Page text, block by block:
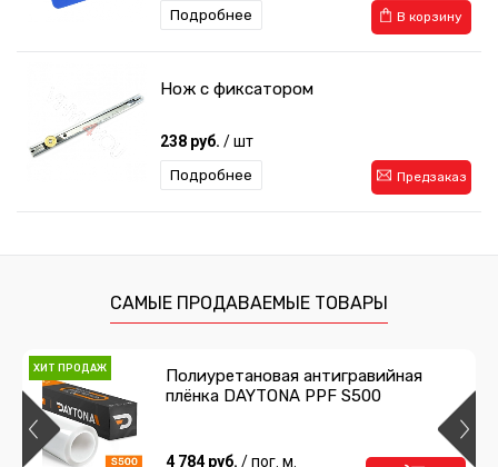
В корзину
Подробнее
Нож с фиксатором
238 руб. / шт
Предзаказ
Подробнее
1 485 руб./ шт
215 руб./ шт
САМЫЕ ПРОДАВАЕМЫЕ ТОВАРЫ
ХИТ ПРОДАЖ
Полиуретановая антигравийная
плёнка DAYTONA PPF S500
4 784 руб. / пог. м.